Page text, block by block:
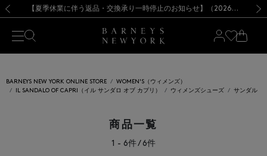
新規登録のお客様も対象！＜MY BARNEYS＞会員のお客様は11,000円（税込）以上のお買上げで常時送料無料！お買い物の際は会員登録を！
【夏季休業に伴う返品・交換承り一時停止のお知らせ】（2026.8.5）
熊本県を中心とした地震の影響によるお荷物のお届けについて
【開催中】SUMMER SALEのご案内・ご注意事項 新規登録のお客様も対象！＜MY BARNEYS＞会員のお客様は11,000円（税込）以上のお買上げで常時送料無料！お買い物の際は会員登録を！
【夏季休業に伴う返品・交換承り一時停止のお知らせ】（2026.8.5）
BARNEYS NEW YORK ONLINE STORE
WOMEN'S（ウィメンズ）
IL SANDALO OF CAPRI（イル サンダロ オブ カプリ）
ウィメンズシューズ サンダル
商品一覧
1 - 6件 / 6件